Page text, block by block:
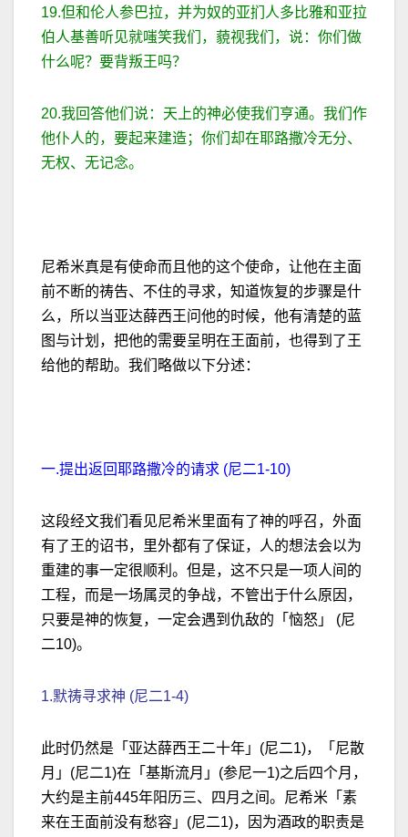
19.但和伦人参巴拉，并为奴的亚扪人多比雅和亚拉
伯人基善听见就嗤笑我们，藐视我们，说：你们做
什么呢？要背叛王吗？
20.我回答他们说：天上的神必使我们亨通。我们作
他仆人的，要起来建造；你们却在耶路撒冷无分、
无权、无记念。
尼希米真是有使命而且他的这个使命，让他在主面
前不断的祷告、不住的寻求，知道恢复的步骤是什
么，所以当亚达薛西王问他的时候，他有清楚的蓝
图与计划，把他的需要呈明在王面前，也得到了王
给他的帮助。我们略做以下分述：
一.提出返回耶路撒冷的请求 (尼二1-10)
这段经文我们看见尼希米里面有了神的呼召，外面
有了王的诏书，里外都有了保证，人的想法会以为
重建的事一定很顺利。但是，这不只是一项人间的
工程，而是一场属灵的争战，不管出于什么原因，
只要是神的恢复，一定会遇到仇敌的「恼怒」 (尼
二10)。
1.默祷寻求神 (尼二1-4)
此时仍然是「亚达薛西王二十年」(尼二1)，「尼散
月」(尼二1)在「基斯流月」(参尼一1)之后四个月，
大约是主前445年阳历三、四月之间。尼希米「素
来在王面前没有愁容」(尼二1)，因为酒政的职责是